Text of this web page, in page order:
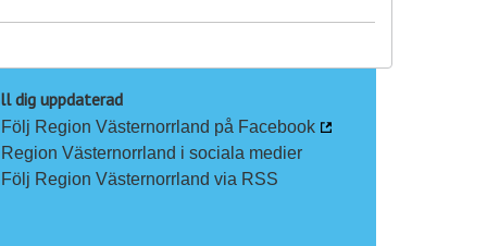
dig uppdaterad
Följ Region Västernorrland på Facebook
Region Västernorrland i sociala medier
Följ Region Västernorrland via RSS